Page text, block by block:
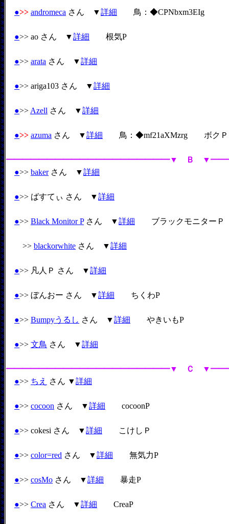
●>> andromeca さん ▼詳細 鳥：◆CPNbxm3EIg
●>> ao さん ▼詳細 根気P
●>> arata さん ▼詳細
●>> ariga103 さん ▼詳細
●>> Azell さん ▼詳細
●>> azuma さん ▼詳細 鳥：◆mf21aXMzrg ボクＰ
━━━━━━━━━━━━━━━━━━━━▼ Ｂ
●>> bakerさん ▼詳細
●>> ばすてぃ さん ▼詳細
●>> Black Monitor Pさん ▼詳細 ブラックモニターＰ
>> blackorwhite さん ▼詳細
●>> 凡人Ｐ さん ▼詳細
●>> ぼんおー さん ▼詳細 ちくわP
●>> Bumpyうるし さん ▼詳細 やきいもP
●>> 文鳥 さん ▼詳細
━━━━━━━━━━━━━━━━━━━━▼ Ｃ
●>> ちえ さん ▼詳細
●>> cocoon さん ▼詳細 cocoonP
●>> cokesi さん ▼詳細 こけしＰ
●>> color=red さん ▼詳細 無気力P
●>> cosMo さん ▼詳細 暴走P
●>> Crea さん ▼詳細 CreaP